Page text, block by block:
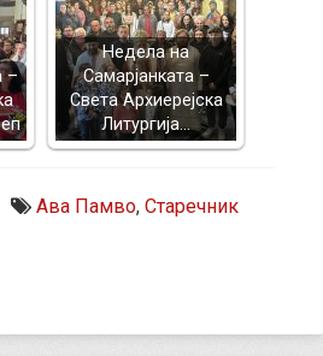
–
Недела на
Самарјанката –
Света Архиерејска
Литургија…
Ава Памво, Старечник